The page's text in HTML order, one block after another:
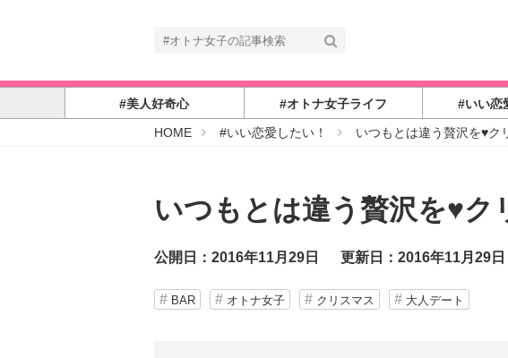
#美人好奇心 #オトナ女子ライフ #いい恋
HOME#
#いい恋愛したい！ いつもとは違う贅沢を♥ク
いつもとは違う贅沢を♥
公開日：2016年11月29日 更新日：2016年11月29日
BAR オトナ女子 クリスマス 大人デート